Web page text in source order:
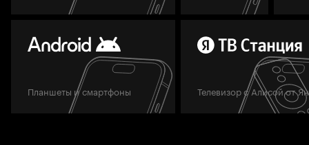
Планшеты и смартфоны Телевизор с Алисой от